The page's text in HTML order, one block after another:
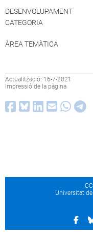
DESENVOLUPAMENT
CATEGORIA
ÀREA TEMÀTICA
Actualització: 16-7-2021
Impressió de la pàgina
Universitat